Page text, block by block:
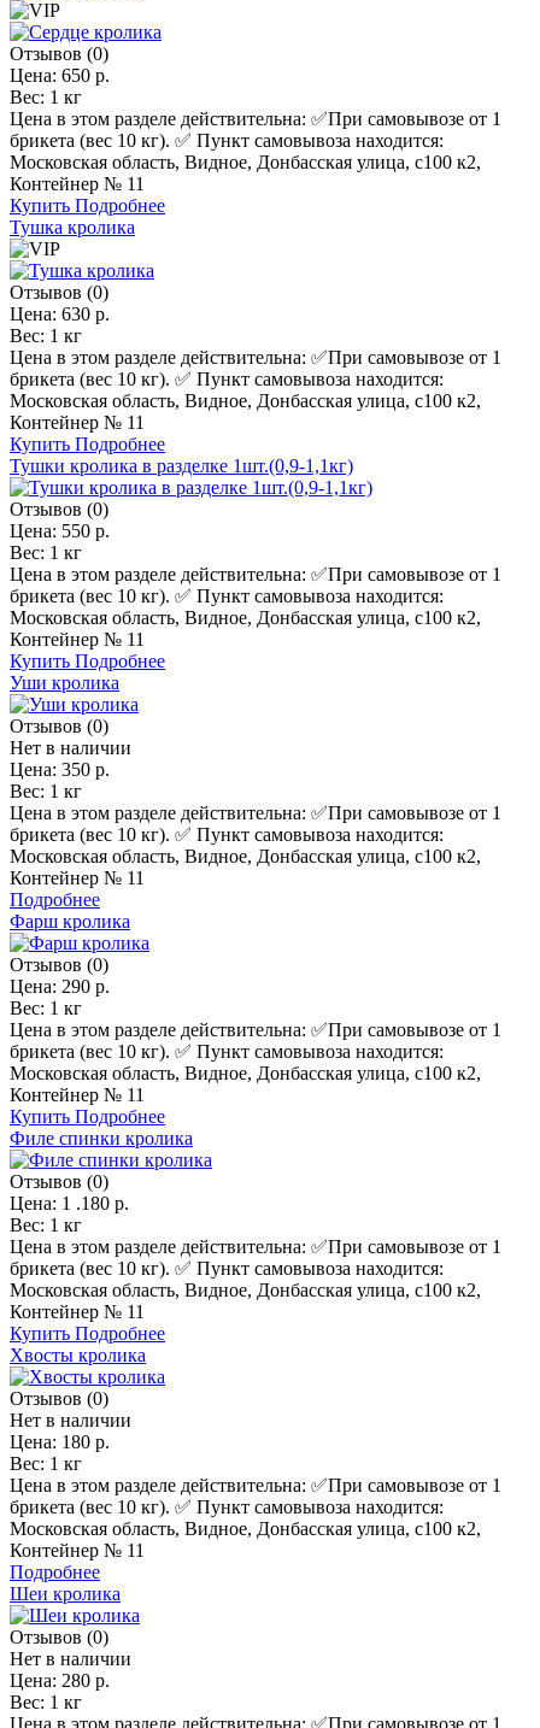
Отзывов (0)
Цена: 650 р.
Вес: 1 кг
Цена в этом разделе действительна: ✅️При самовывозе от 1
брикета (вес 10 кг). ✅ Пункт самовывоза находится:
Московская область, Видное, Донбасская улица, с100 к2,
Контейнер № 11
Купить Подробнее
Тушка кролика
Отзывов (0)
Цена: 630 р.
Вес: 1 кг
Цена в этом разделе действительна: ✅️При самовывозе от 1
брикета (вес 10 кг). ✅ Пункт самовывоза находится:
Московская область, Видное, Донбасская улица, с100 к2,
Контейнер № 11
Купить Подробнее
Тушки кролика в разделке 1шт.(0,9-1,1кг)
Отзывов (0)
Цена: 550 р.
Вес: 1 кг
Цена в этом разделе действительна: ✅️При самовывозе от 1
брикета (вес 10 кг). ✅ Пункт самовывоза находится:
Московская область, Видное, Донбасская улица, с100 к2,
Контейнер № 11
Купить Подробнее
Уши кролика
Отзывов (0)
Нет в наличии
Цена: 350 р.
Вес: 1 кг
Цена в этом разделе действительна: ✅️При самовывозе от 1
брикета (вес 10 кг). ✅ Пункт самовывоза находится:
Московская область, Видное, Донбасская улица, с100 к2,
Контейнер № 11
Подробнее
Фарш кролика
Отзывов (0)
Цена: 290 р.
Вес: 1 кг
Цена в этом разделе действительна: ✅️При самовывозе от 1
брикета (вес 10 кг). ✅ Пункт самовывоза находится:
Московская область, Видное, Донбасская улица, с100 к2,
Контейнер № 11
Купить Подробнее
Филе спинки кролика
Отзывов (0)
Цена: 1 .180 р.
Вес: 1 кг
Цена в этом разделе действительна: ✅️При самовывозе от 1
брикета (вес 10 кг). ✅ Пункт самовывоза находится:
Московская область, Видное, Донбасская улица, с100 к2,
Контейнер № 11
Купить Подробнее
Хвосты кролика
Отзывов (0)
Нет в наличии
Цена: 180 р.
Вес: 1 кг
Цена в этом разделе действительна: ✅️При самовывозе от 1
брикета (вес 10 кг). ✅ Пункт самовывоза находится:
Московская область, Видное, Донбасская улица, с100 к2,
Контейнер № 11
Подробнее
Шеи кролика
Отзывов (0)
Нет в наличии
Цена: 280 р.
Вес: 1 кг
Цена в этом разделе действительна: ✅️При самовывозе от 1